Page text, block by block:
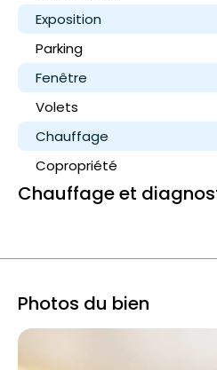
Exposition
Parking
Fenêtre
Volets
Chauffage
Copropriété
Chauffage et
Photos du bien